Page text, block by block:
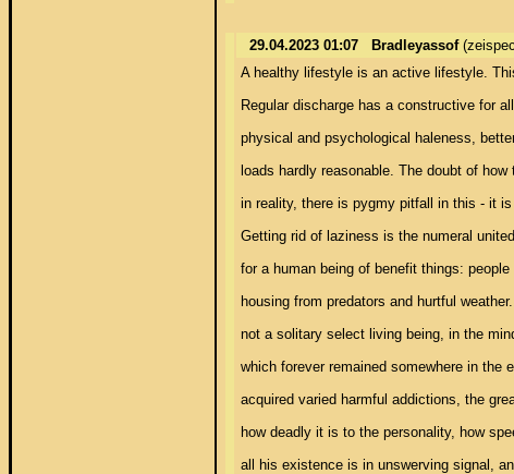
29.04.2023 01:07 Bradleyassof
A healthy lifestyle is an active lifestyle.
Regular discharge has a constructive for
physical and psychological haleness,
loads hardly reasonable. The doubt of
in reality, there is pygmy pitfall in this - it
Getting rid of laziness is the numeral
for a human being of benefit things:
housing from predators and hurtful
not a solitary select living being, in the
which forever remained somewhere in the
acquired varied harmful addictions, the
how deadly it is to the personality, how
all his existence is in unswerving signal,